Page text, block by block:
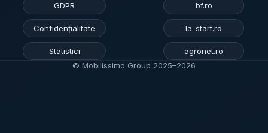
GDPR
Confidențialitate
Statistici
bf.ro
la-start.ro
agronet.ro
© Mobilissimo Group 2025–2026